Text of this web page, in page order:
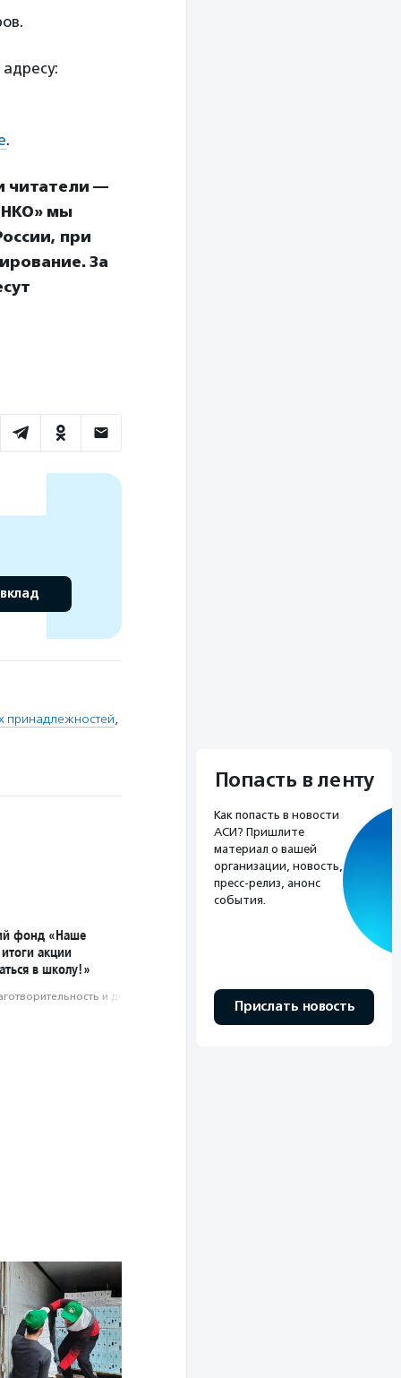
.
читатели —
НКО» мы
при
За
принадлежностей,
фонд «Наше
акции
в школу!»
и доброволь­чест­во
Попасть в ленту
Как попасть в новости
АСИ? Пришлите
материал о вашей
организации, новость,
пресс-релиз, анонс
события.
Прислать новость